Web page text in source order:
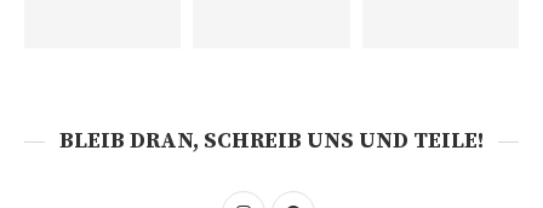
BLEIB DRAN, SCHREIB UNS UND TEILE!